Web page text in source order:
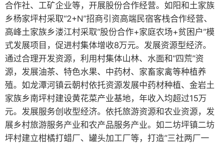
合作社、工矿企业等，开展股份合作经营。如阳和土家族
乡杨家坪村采取“2+N”招商引资高端民宿客栈合作经营、
高峰土家族乡溇江村采取“股份合作+家庭农场+贫困户”模
式发展项目，促进村集体增收8万元。发展资源型经济。
通过合理开发资源，利用村集体山林、水面和“四荒”资
源，发展油茶、特色水果、中药材、家畜家禽等种植养
殖。如龙潭河镇云朝村依托资源发展中药材种植、金岩土
家族乡南坪村建设黄花菜产业基地，年收入均超过15万
元。发展服务创收型经济。依托旅游资源和农业资源，发
展乡村旅游服务产业和农产品服务产业。如二坊坪镇二坊
坪村建立柑橘打蜡厂、罐头加工厂等，打造“三社两厂一